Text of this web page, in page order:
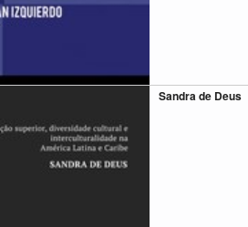
Sandra de Deus